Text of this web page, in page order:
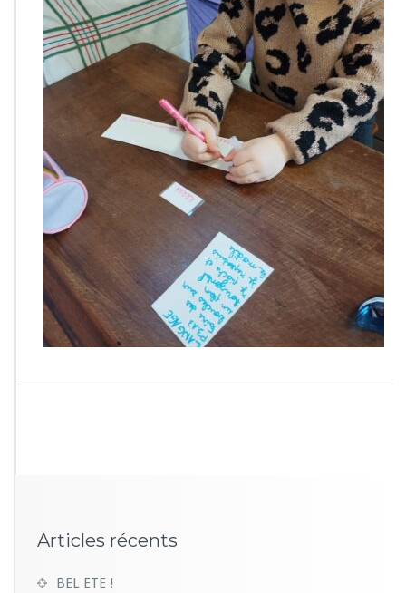
0
2
6
0
0
2
_
1
4
5
7
5
3
Articles récents
BEL ETE !